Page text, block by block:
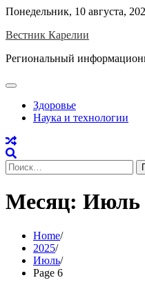
Skip
content
Понедельник, 10 августа,
Вестник Карелии
Региональный
Здоровье
Наука и технологии
Найти:
Месяц: Июль
Home
2025
Июль
Page 6